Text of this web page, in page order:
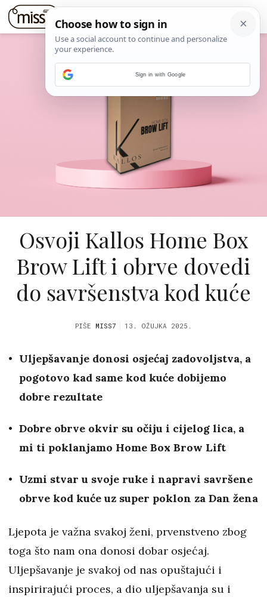
Osvoji Kallos Home Box
Brow Lift i obrve dovedi
do savršenstva kod kuće
PIŠE MISS7 13. OŽUJKA 2025.
Uljepšavanje donosi osjećaj zadovoljstva, a
pogotovo kad same kod kuće dobijemo
dobre rezultate
Dobre obrve okvir su očiju i cijelog lica, a
mi ti poklanjamo Home Box Brow Lift
Uzmi stvar u svoje ruke i napravi savršene
obrve kod kuće uz super poklon za Dan žena
Ljepota je važna svakoj ženi, prvenstveno zbog
toga što nam ona donosi dobar osjećaj.
Uljepšavanje je svakoj od nas opuštajući i
inspirirajući proces, a dio uljepšavanja su i
Sign in with Google